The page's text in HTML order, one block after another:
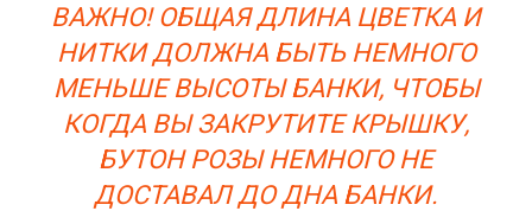
ВАЖНО! ОБЩАЯ ДЛИНА ЦВЕТКА И
НИТКИ ДОЛЖНА БЫТЬ НЕМНОГО
МЕНЬШЕ ВЫСОТЫ БАНКИ, ЧТОБЫ
КОГДА ВЫ ЗАКРУТИТЕ КРЫШКУ,
БУТОН РОЗЫ НЕМНОГО НЕ
ДОСТАВАЛ ДО ДНА БАНКИ.